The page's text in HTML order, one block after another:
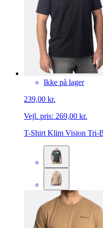
Ikke på lager
239,00 kr.
Vejl. pris: 269,00 kr.
T-Shirt Klim Vision Tri-